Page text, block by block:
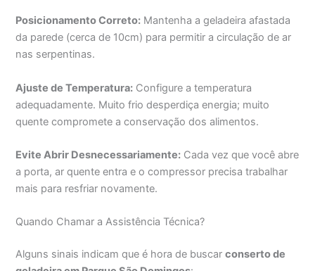
Posicionamento Correto: Mantenha a geladeira afastada
da parede (cerca de 10cm) para permitir a circulação de ar
nas serpentinas.
Ajuste de Temperatura: Configure a temperatura
adequadamente. Muito frio desperdiça energia; muito
quente compromete a conservação dos alimentos.
Evite Abrir Desnecessariamente: Cada vez que você abre
a porta, ar quente entra e o compressor precisa trabalhar
mais para resfriar novamente.
Quando Chamar a Assistência Técnica?
Alguns sinais indicam que é hora de buscarconserto de